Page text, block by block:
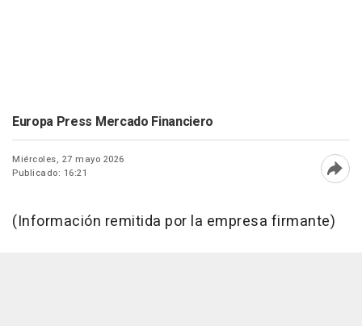
Europa Press Mercado Financiero
Miércoles, 27 mayo 2026
Publicado: 16:21
(Información remitida por la empresa firmante)